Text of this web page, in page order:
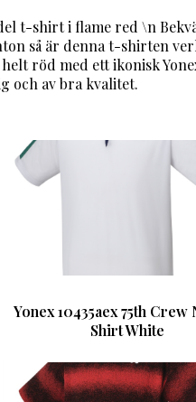
t-shirt i flame red \n
så är denna t-shirten
röd med ett ikonisk
och av bra kvalitet.
Yonex 10435aex 75th Crew
Shirt White